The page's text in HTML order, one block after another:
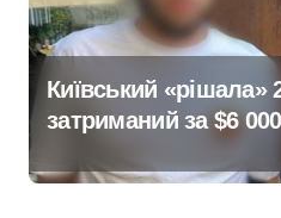
Київський «рішала»
затриманий за $6
мобілізації